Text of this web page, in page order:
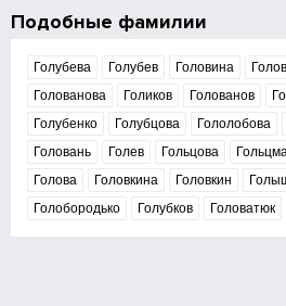
Подобные фамилии
Голубева Голубев Головина
Голованова
Голиков Голованов
Голубенко
Голубцова Гололобова
Головань
Голев Гольцова
Голова
Головкина Головкин
Голобородько
Голубков Головатюк